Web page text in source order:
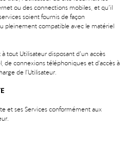
ou des connections mobiles, et qu’il
soient fournis de façon
pleinement compatible avec le matériel
tout Utilisateur disposant d’un accès
de connexions téléphoniques et d'accès à
de l’Utilisateur.
et ses Services conformément aux